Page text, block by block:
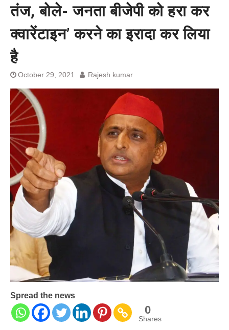
प्रशांत किशोर को नहीं चाहिए बेल,
अनशन जारी रहेगा जेल में भी, नहीं भरेंगे
बेल बॉन्ड
तंज, बोले- जनता बीजेपी को हरा कर
क्वारेंटाइन’ करने का इरादा कर लिया
है
October 29, 2021 Rajesh kumar
Spread the news
0
Shares